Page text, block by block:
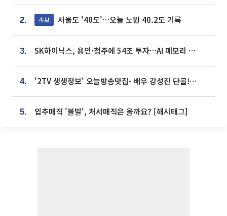
2. 속보 서울도 '40도'…오늘 노원 40.2도 기록
3. SK하이닉스, 용인·청주에 54조 투자…AI 메모리 생산기지 키운다
4. '2TV 생생정보' 오늘방송맛집- 배우 강성진 단골! 쌀국수ㆍ푸팟퐁 커리 맛집 '블○○○'
5. 입추매직 '불발', 처서매직은 올까요? [해시태그]